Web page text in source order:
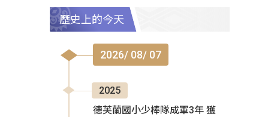
歷史上的今天
2026/ 08/ 07
2025
德芙蘭國小少棒隊成軍3年 獲